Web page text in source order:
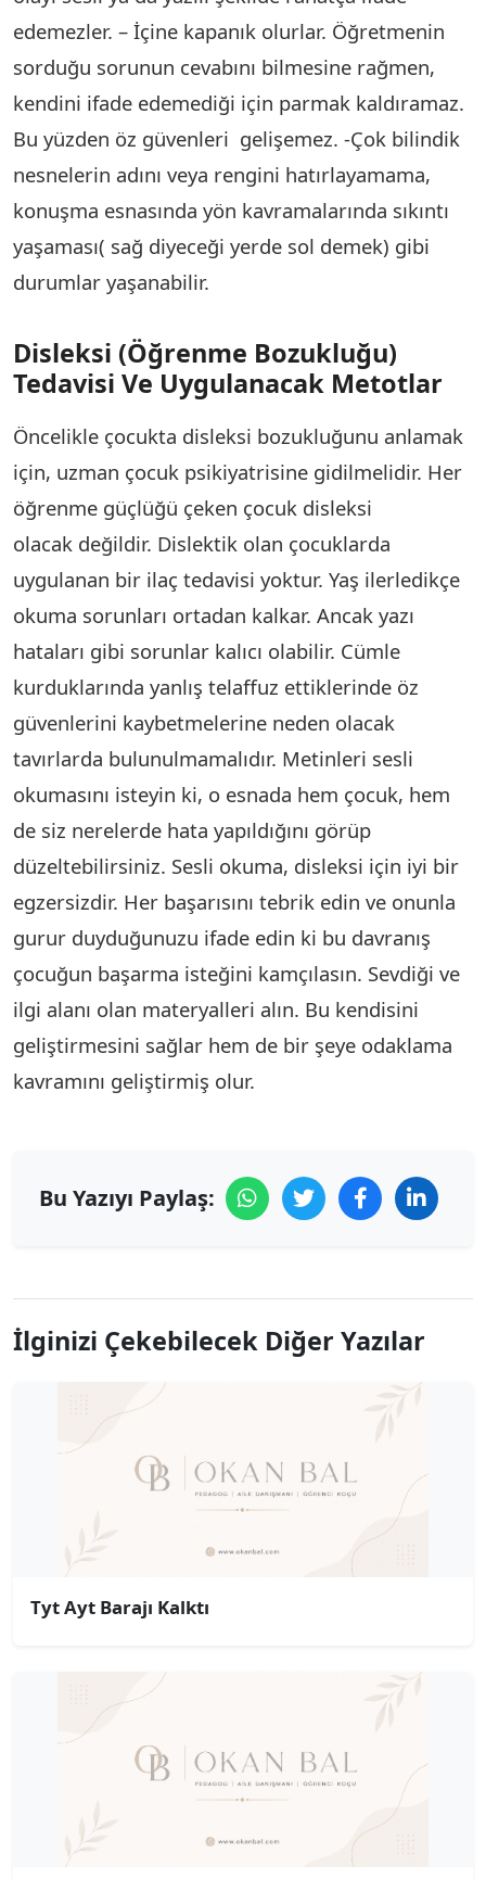
edemezler. – İçine kapanık olurlar. Öğretmenin
sorduğu sorunun cevabını bilmesine rağmen,
kendini ifade edemediği için parmak kaldıramaz.
Bu yüzden öz güvenleri gelişemez. -Çok bilindik
nesnelerin adını veya rengini hatırlayamama,
konuşma esnasında yön kavramalarında sıkıntı
yaşaması( sağ diyeceği yerde sol demek) gibi
durumlar yaşanabilir.
Disleksi (Öğrenme Bozukluğu)
Tedavisi Ve Uygulanacak Metotlar
Öncelikle çocukta disleksi bozukluğunu anlamak
için, uzman çocuk psikiyatrisine gidilmelidir. Her
öğrenme güçlüğü çeken çocuk disleksi
olacak değildir. Dislektik olan çocuklarda
uygulanan bir ilaç tedavisi yoktur. Yaş ilerledikçe
okuma sorunları ortadan kalkar. Ancak yazı
hataları gibi sorunlar kalıcı olabilir. Cümle
kurduklarında yanlış telaffuz ettiklerinde öz
güvenlerini kaybetmelerine neden olacak
tavırlarda bulunulmamalıdır. Metinleri sesli
okumasını isteyin ki, o esnada hem çocuk, hem
de siz nerelerde hata yapıldığını görüp
düzeltebilirsiniz. Sesli okuma, disleksi için iyi bir
egzersizdir. Her başarısını tebrik edin ve onunla
gurur duyduğunuzu ifade edin ki bu davranış
çocuğun başarma isteğini kamçılasın. Sevdiği ve
ilgi alanı olan materyalleri alın. Bu kendisini
geliştirmesini sağlar hem de bir şeye odaklama
kavramını geliştirmiş olur.
Bu Yazıyı Paylaş:
İlginizi Çekebilecek Diğer Yazılar
Tyt Ayt Barajı Kalktı